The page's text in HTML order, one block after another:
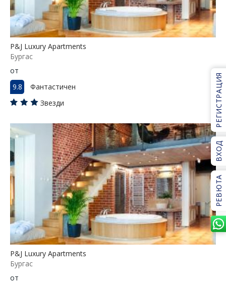
P&J Luxury Apartments
Бургас
от
9.8
Фантастичен
Звезди
P&J Luxury Apartments
Бургас
от
РЕГИСТРАЦИЯ
ВХОД
РЕВЮТА